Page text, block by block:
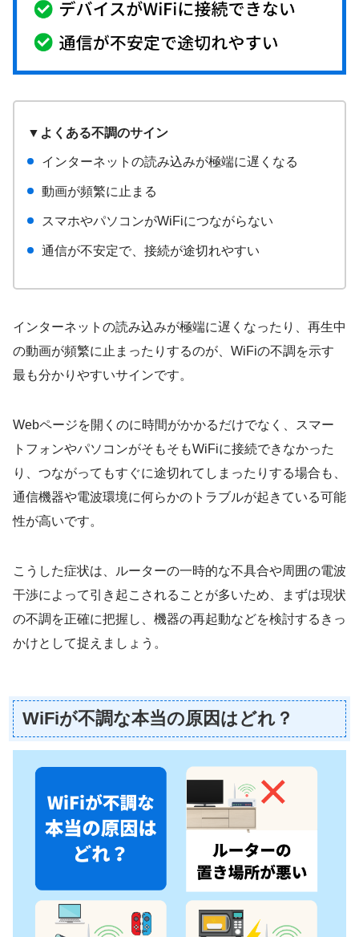
▼よくある不調のサイン
インターネットの読み込みが極端に遅くなる
動画が頻繁に止まる
スマホやパソコンがWiFiにつながらない
通信が不安定で、接続が途切れやすい
インターネットの読み込みが極端に遅くなったり、再生中
の動画が頻繁に止まったりするのが、WiFiの不調を示す
最も分かりやすいサインです。
Webページを開くのに時間がかかるだけでなく、スマー
トフォンやパソコンがそもそもWiFiに接続できなかった
り、つながってもすぐに途切れてしまったりする場合も、
通信機器や電波環境に何らかのトラブルが起きている可能
性が高いです。
こうした症状は、ルーターの一時的な不具合や周囲の電波
干渉によって引き起こされることが多いため、まずは現状
の不調を正確に把握し、機器の再起動などを検討するきっ
かけとして捉えましょう。
WiFiが不調な本当の原因はどれ？